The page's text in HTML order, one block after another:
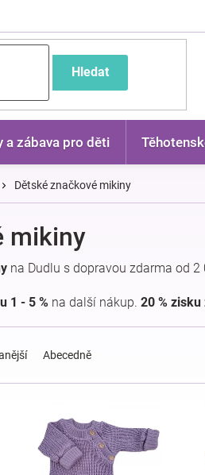
Hledat
a zábava pro děti
Dětské značkové mikiny
mikiny
na Dudlu s dopravou zdarma od
1 - 5 % na další nákup. 20 %
Abecedně